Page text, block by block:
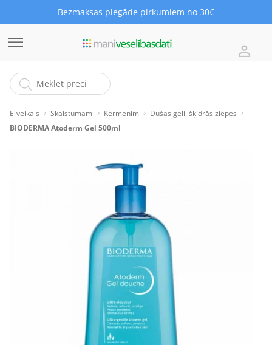
Bezmaksas piegāde pirkumiem no 30€
E-veikals Skaistumam Ķermenim
Dušas geli, šķidrās ziepes
BIODERMA Atoderm Gel 500ml